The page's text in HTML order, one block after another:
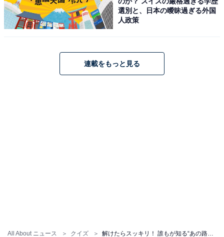
All About ニュース クイズ
選別と、日本の曖昧過ぎる外国
人政策
連載をもっと見る